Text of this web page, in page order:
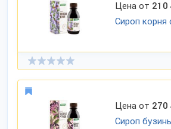
Цена от 210
Сироп корня
Цена от 270
Сироп